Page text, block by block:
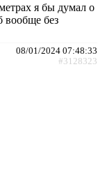
я бы думал о
вообще без
08/01/2024 07:48:33
#3128323